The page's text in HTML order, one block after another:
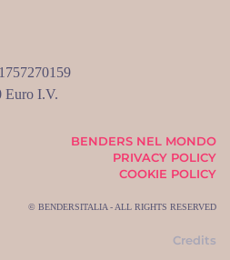
Euro I.V.
BENDERS NEL MONDO
PRIVACY POLICY
COOKIE POLICY
© BENDERSITALIA - ALL RIGHTS RESERVED
Credits